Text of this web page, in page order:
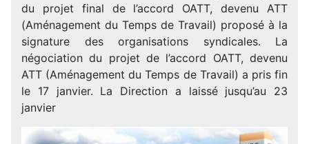
du projet final de l’accord OATT, devenu ATT
(Aménagement du Temps de Travail) proposé à la
signature des organisations syndicales. La
négociation du projet de l’accord OATT, devenu
ATT (Aménagement du Temps de Travail) a pris fin
le 17 janvier. La Direction a laissé jusqu’au 23
janvier